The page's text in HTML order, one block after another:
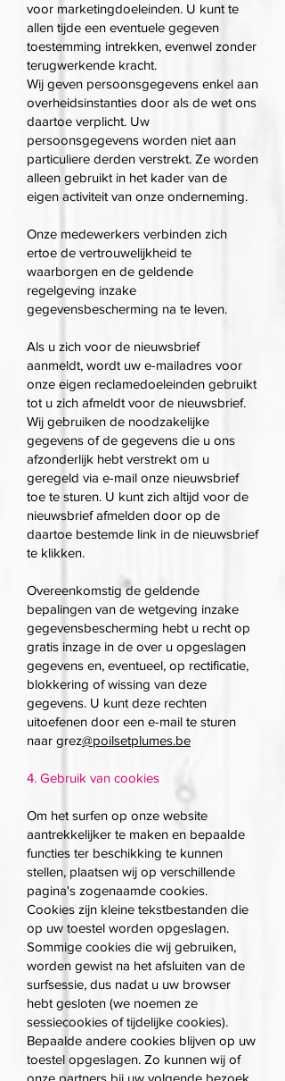
voor marketingdoeleinden. U kunt te
allen tijde een eventuele gegeven
toestemming intrekken, evenwel zonder
terugwerkende kracht.
Wij geven persoonsgegevens enkel aan
overheidsinstanties door als de wet ons
daartoe verplicht. Uw
persoonsgegevens worden niet aan
particuliere derden verstrekt. Ze worden
alleen gebruikt in het kader van de
eigen activiteit van onze onderneming.
Onze medewerkers verbinden zich
ertoe de vertrouwelijkheid te
waarborgen en de geldende
regelgeving inzake
gegevensbescherming na te leven.
Als u zich voor de nieuwsbrief
aanmeldt, wordt uw e-mailadres voor
onze eigen reclamedoeleinden gebruikt
tot u zich afmeldt voor de nieuwsbrief.
Wij gebruiken de noodzakelijke
gegevens of de gegevens die u ons
afzonderlijk hebt verstrekt om u
geregeld via e-mail onze nieuwsbrief
toe te sturen. U kunt zich altijd voor de
nieuwsbrief afmelden door op de
daartoe bestemde link in de nieuwsbrief
te klikken.
Overeenkomstig de geldende
bepalingen van de wetgeving inzake
gegevensbescherming hebt u recht op
gratis inzage in de over u opgeslagen
gegevens en, eventueel, op rectificatie,
blokkering of wissing van deze
gegevens. U kunt deze rechten
uitoefenen door een e-mail te sturen
naar grez@poilsetplumes.be
4. Gebruik van cookies
Om het surfen op onze website
aantrekkelijker te maken en bepaalde
functies ter beschikking te kunnen
stellen, plaatsen wij op verschillende
pagina's zogenaamde cookies.
Cookies zijn kleine tekstbestanden die
op uw toestel worden opgeslagen.
Sommige cookies die wij gebruiken,
worden gewist na het afsluiten van de
surfsessie, dus nadat u uw browser
hebt gesloten (we noemen ze
sessiecookies of tijdelijke cookies).
Bepaalde andere cookies blijven op uw
toestel opgeslagen. Zo kunnen wij of
onze partners bij uw volgende bezoek